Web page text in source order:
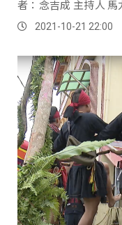
者：念吉成 主持人 馬力梵‧高麓(Pinuyumayan) 製作人 勒
格艾(Paiwan)、
2021-10-21 22:00